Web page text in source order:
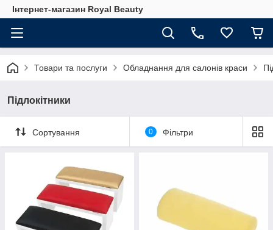
Інтернет-магазин Royal Beauty
Товари та послуги Обладнання для салонів краси
Підлокітники
Сортування 0 Фільтри